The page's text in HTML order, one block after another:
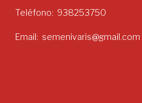
Teléfono 938253750
Email semenivaris@gmail.com